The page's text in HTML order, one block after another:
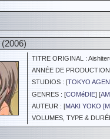
(2006)
TITRE ORIGINAL :
ANNÉE DE
STUDIOS : [TOKYO
GENRES : [COMéDIE] [
AUTEUR : [MAKI YOKO
VOLUMES, TYPE &